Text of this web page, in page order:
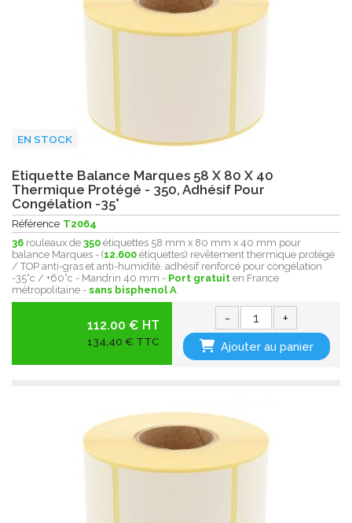
EN STOCK
Etiquette Balance Marques 58 X 80 X 40
Thermique Protégé - 350, Adhésif Pour
Congélation -35°
Référence T2064
36 rouleaux de 350 étiquettes 58 mm x 80 mm x 40 mm pour
balance Marques - (12.600 étiquettes) revêtement thermique protégé
/ TOP anti-gras et anti-humidité, adhésif renforcé pour congélation
-35°c / +60°c - Mandrin 40 mm - Port gratuit en France
métropolitaine - sans bisphenol A
112.00 € HT
134,40 € TTC
- +
Ajouter au panier